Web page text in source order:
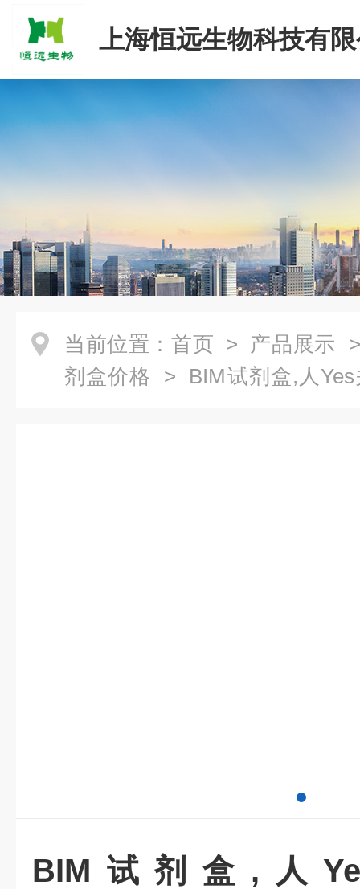
上海恒远生物科技有
当前位置： 首页 > 产品展示
剂盒价格 > BIM试剂盒,人Yes
BIM试剂盒,人